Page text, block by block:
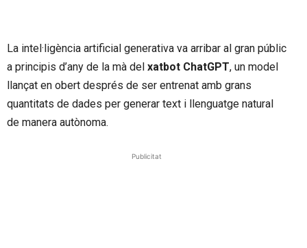
La intel·ligència artificial generativa va arribar al gran públic
a principis d’any de la mà del xatbot ChatGPT, un model
llançat en obert després de ser entrenat amb grans
quantitats de dades per generar text i llenguatge natural
de manera autònoma.
Publicitat